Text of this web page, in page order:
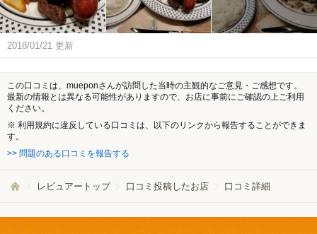
2018/01/21 更新
この口コミは、mueponさんが訪問した当時の主観的なご意見・ご感想です。
最新の情報とは異なる可能性がありますので、お店に事前にご確認の上ご利用
ください。
※ 利用規約に違反している口コミは、以下のリンクから報告することができま
す。
>> 問題のある口コミを報告する
レビュアートップ 口コミ投稿したお店 口コミ詳細